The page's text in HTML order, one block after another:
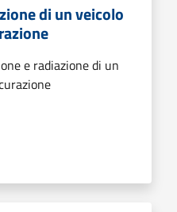
di un veicolo
e radiazione di un